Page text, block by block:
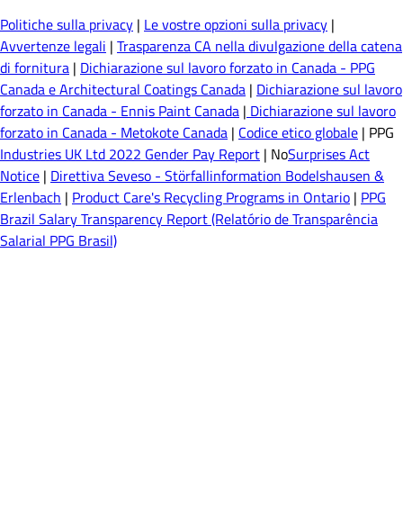
Politiche sulla privacy | Le vostre opzioni sulla privacy |
Avvertenze legali | Trasparenza CA nella divulgazione della catena
di fornitura | Dichiarazione sul lavoro forzato in Canada - PPG
Canada e Architectural Coatings Canada | Dichiarazione sul lavoro
forzato in Canada - Ennis Paint Canada | Dichiarazione sul lavoro
forzato in Canada - Metokote Canada | Codice etico globale | PPG
Industries UK Ltd 2022 Gender Pay Report | NoSurprises Act
Notice | Direttiva Seveso - Störfallinformation Bodelshausen &
Erlenbach | Product Care's Recycling Programs in Ontario | PPG
Brazil Salary Transparency Report (Relatório de Transparência
Salarial PPG Brasil)